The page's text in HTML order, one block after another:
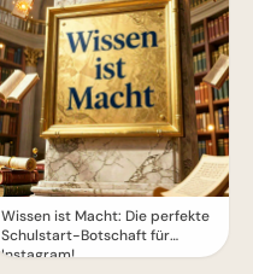
Wissen ist Macht: Die perfekte
Schulstart-Botschaft für
Instagram!